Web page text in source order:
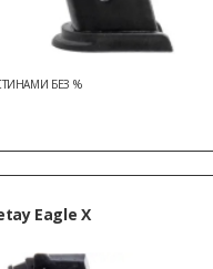
БЕЗ %
Eagle X